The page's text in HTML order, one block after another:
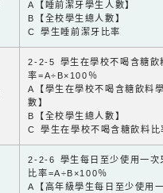
A【睡前潔牙學生人數】
B【全校學生總人數】
C 學生睡前潔牙比率
2-2-5 學生在學校不喝含糖飲
率=A÷B×100％
A【學生在學校不喝含糖飲料
數】
B【全校學生總人數】
C 學生在學校不喝含糖飲料比
2-2-6 學生每日至少使用一次
比率=A÷B×100％
A【高年級學生每日至少使用